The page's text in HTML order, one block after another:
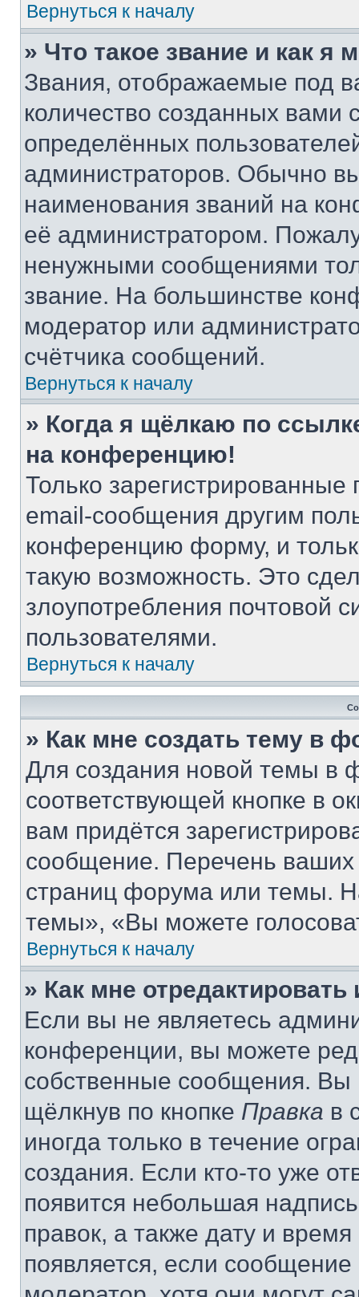
Вернуться к началу
» Что такое звание и как я
Звания, отображаемые под
количество созданных
определённых
администраторов. Обычно
наименования званий на
её администратором.
ненужными сообщениями
звание. На большинстве
модератор или
счётчика сообщений.
Вернуться к началу
» Когда я щёлкаю по
на конференцию!
Только зарегистрированные
email-сообщения другим
конференцию форму, и
такую возможность. Это
злоупотребления почтовой
пользователями.
Вернуться к началу
» Как мне создать тему в
Для создания новой темы в
соответствующей кнопке в
вам придётся
сообщение. Перечень ваших
страниц форума или темы.
темы», «Вы можете
Вернуться к началу
» Как мне
Если вы не являетесь
конференции, вы можете
собственные сообщения. Вы
щёлкнув по кнопке Правка в
иногда только в течение
создания. Если кто-то уже
появится небольшая
правок, а также дату и
появляется, если